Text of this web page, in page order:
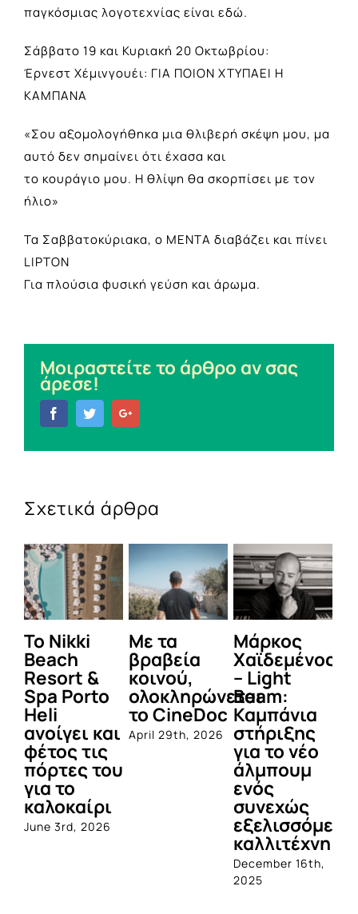
παγκόσμιας λογοτεχνίας είναι εδώ.
Σάββατο 19 και Κυριακή 20 Οκτωβρίου:
Έρνεστ Χέμινγουέι: ΓΙΑ ΠΟΙΟΝ ΧΤΥΠΑΕΙ Η
ΚΑΜΠΑΝΑ
«Σου αξομολογήθηκα μια θλιβερή σκέψη μου, μα
αυτό δεν σημαίνει ότι έχασα και
το κουράγιο μου. Η θλίψη θα σκορπίσει με τον
ήλιο»
Τα Σαββατοκύριακα, ο ΜΕΝΤΑ διαβάζει και πίνει
LIPTON
Για πλούσια φυσική γεύση και άρωμα.
Μοιραστείτε το άρθρο αν σας
άρεσε!
FacebookTwitter
Σχετικά άρθρα
To Nikki
Beach
Resort &
Spa Porto
Heli
ανοίγει και
φέτος τις
πόρτες του
για το
καλοκαίρι
June 3rd, 2026
Με τα
βραβεία
κοινού,
ολοκληρώνεται
το CineDoc
April 29th, 2026
Μάρκος
Χαϊδεμένος
– Light
Beam:
Καμπάνια
στήριξης
για το νέο
άλμπουμ
ενός
συνεχώς
καλλιτέχνη
December 16th,
2025